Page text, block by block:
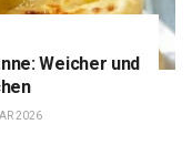
Weicher und
2026